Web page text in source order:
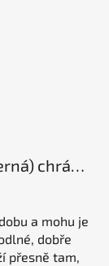
REKD Pro Wrist Guards vel. XL (černá) chrániče zápěstí
a mohu je
dobře
přesně tam,